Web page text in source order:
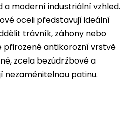
a moderní industriální vzhled.
oceli představují ideální
trávník, záhony nebo
přirozené antikorozní vrstvě
zcela bezúdržbové a
nezaměnitelnou patinu.